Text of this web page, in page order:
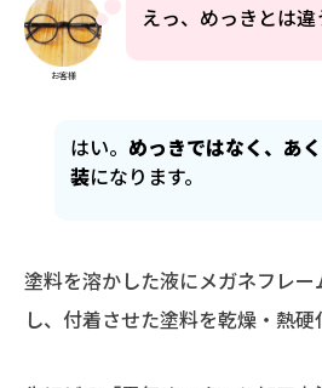
お客様
えっ、めっきとは違
はい。 めっきではなく、あ
装になります。
塗料を溶かした液にメガネフレ
し、付着させた塗料を乾燥・熱硬